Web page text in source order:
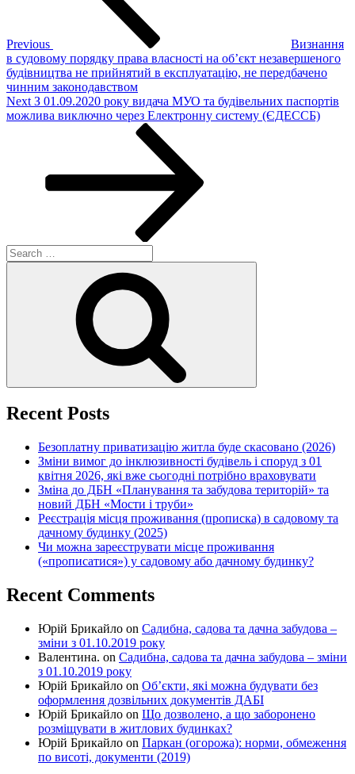
Previous
Визнання
в судовому порядку права власності на об’єкт незавершеного
будівництва не прийнятий в експлуатацію, не передбачено
чинним законодавством
Next
Post
Next З 01.09.2020 року видача МУО та будівельних паспортів
можлива виключно через Електронну систему (ЄДЕССБ)
Search
for:
Recent Posts
Безоплатну приватизацію житла буде скасовано (2026)
Зміни вимог до інклюзивності будівель і споруд з 01
квітня 2026, які вже сьогодні потрібно враховувати
Зміна до ДБН «Планування та забудова територій» та
новий ДБН «Мости і труби»
Реєстрація місця проживання (прописка) в садовому та
дачному будинку (2025)
Чи можна зареєструвати місце проживання
(«прописатися») у садовому або дачному будинку?
Recent Comments
Юрій Брикайло on Садибна, садова та дачна забудова –
зміни з 01.10.2019 року
Валентина. on Садибна, садова та дачна забудова – зміни
з 01.10.2019 року
Юрій Брикайло on Об’єкти, які можна будувати без
оформлення дозвільних документів ДАБІ
Юрій Брикайло on Що дозволено, а що заборонено
розміщувати в житлових будинках?
Юрій Брикайло on Паркан (огорожа): норми, обмеження
по висоті, документи (2019)